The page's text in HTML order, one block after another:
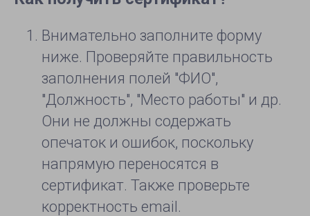
Внимательно заполните форму
ниже. Проверяйте правильность
заполнения полей "ФИО",
"Должность", "Место работы" и др.
Они не должны содержать
опечаток и ошибок, поскольку
напрямую переносятся в
сертификат. Также проверьте
корректность email.